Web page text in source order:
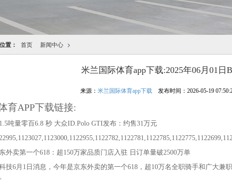
置： 首页 >
新闻中心
米兰国际体育app下载:2025年06月01日
来源： 米兰国际体育app下载发布时间：2026-05-19
育APP下载链接:
量零百6.8 秒 大众ID.Polo GTI发布：约售31万元
卖第一个618：超150万家品质门店入驻 日订单量破2500万单
6月1日消息，今年是京东外卖的第一个618，超10万名全职骑手和广大兼